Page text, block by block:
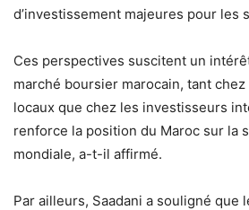
d’investissement majeures pour les
Ces perspectives suscitent un
marché boursier marocain, tant
locaux que chez les investisseurs
renforce la position du Maroc sur la
mondiale, a-t-il affirmé.
Par ailleurs, Saadani a souligné que